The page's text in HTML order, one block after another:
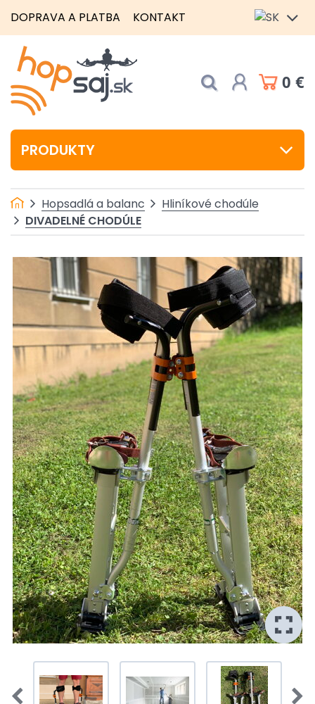
DOPRAVA A PLATBA KONTAKT
0 €
PRODUKTY
Hopsadlá a balanc
Hliníkové chodúle
DIVADELNÉ CHODÚLE